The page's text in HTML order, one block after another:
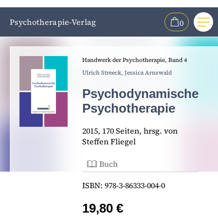
ZUR SUCHE SPRINGEN
Psychotherapie-Verlag 0
Handwerk der Psychotherapie, Band 4
Ulrich Streeck, Jessica Arnswald
Psychodynamische
Psychotherapie
2015, 170 Seiten, hrsg. von
Steffen Fliegel
Buch
ISBN: 978-3-86333-004-0
19,80 €